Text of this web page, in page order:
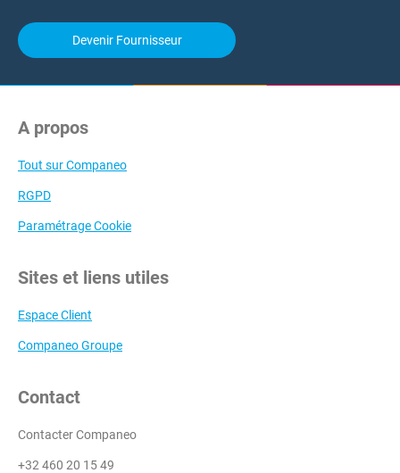
Devenir Fournisseur
A propos
Tout sur Companeo
RGPD
Paramétrage Cookie
Sites et liens utiles
Espace Client
Companeo Groupe
Contact
Contacter Companeo
+32 460 20 15 49